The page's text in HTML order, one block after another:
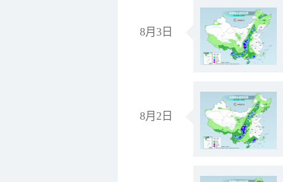
8月3日
8月2日